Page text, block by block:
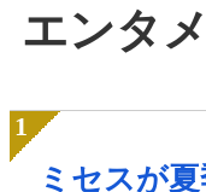
エンタ
ミセスが